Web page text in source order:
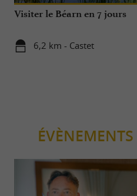
Visiter le Béarn en 7 jours
6,2 km - Castet
ÉVÈNEMENTS